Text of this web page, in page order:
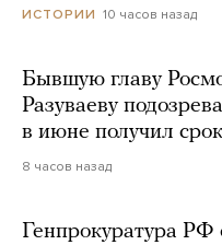
ИСТОРИИ 10 часов назад
Бывшую главу
Разуваеву
в июне получил
8 часов назад
Генпрокуратура РФ